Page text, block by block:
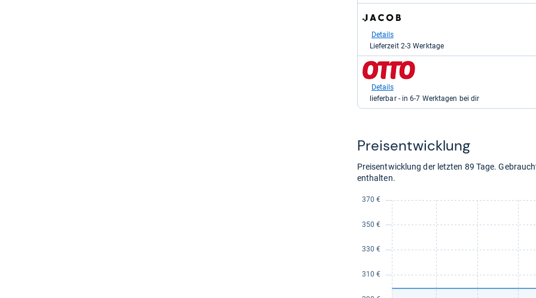
kaufen.
zum
Shop:
Jacob
Elektronik
direkt
für
394,07
kaufen.
Details
Lieferzeit 2-3 Werktage
zum
Shop:
Otto.de
für
Details
lieferbar - in 6-7 Werktagen bei dir
Preis­ent­wick­lung
Preisentwicklung der letzten 89 Tage.
enthalten.